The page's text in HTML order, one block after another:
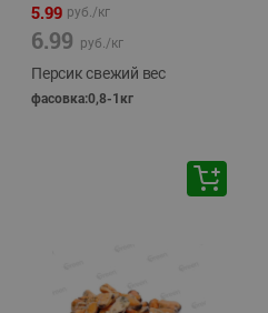
5.99 руб./кг
6.99 руб./кг
Персик свежий вес
фасовка:0,8-1кг